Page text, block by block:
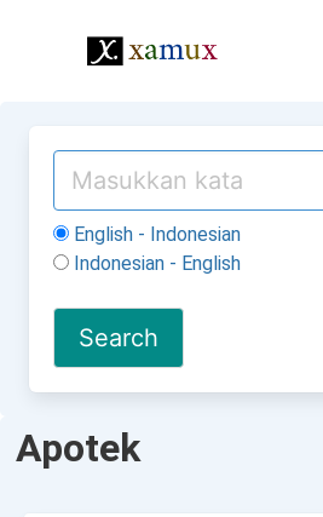
English - Indonesian
Indonesian - English
Apotek